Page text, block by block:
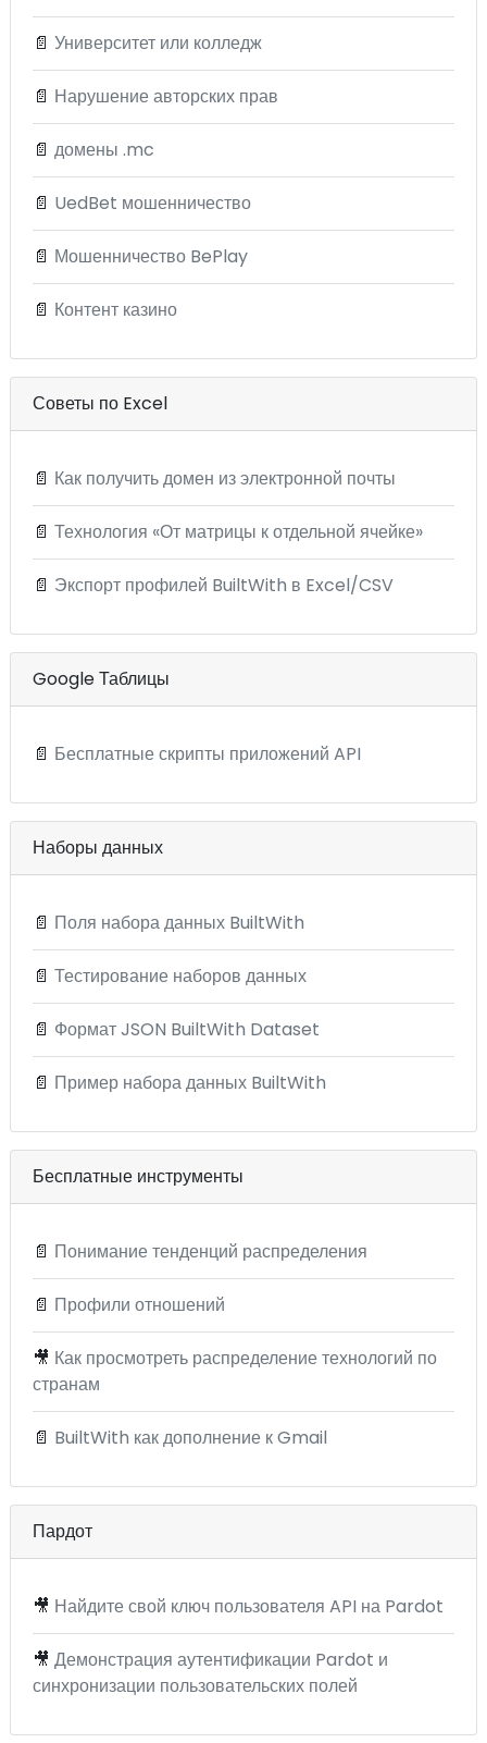
📄 Университет или колледж
📄 Нарушение авторских прав
📄 домены .mc
📄 UedBet мошенничество
📄 Мошенничество BePlay
📄 Контент казино
Советы по Excel
📄 Как получить домен из электронной почты
📄 Технология «От матрицы к отдельной ячейке»
📄 Экспорт профилей BuiltWith в Excel/CSV
Google Таблицы
📄 Бесплатные скрипты приложений API
Наборы данных
📄 Поля набора данных BuiltWith
📄 Тестирование наборов данных
📄 Формат JSON BuiltWith Dataset
📄 Пример набора данных BuiltWith
Бесплатные инструменты
📄 Понимание тенденций распределения
📄 Профили отношений
🎥 Как просмотреть распределение технологий по
странам
📄 BuiltWith как дополнение к Gmail
Пардот
🎥 Найдите свой ключ пользователя API на Pardot
🎥 Демонстрация аутентификации Pardot и
синхронизации пользовательских полей